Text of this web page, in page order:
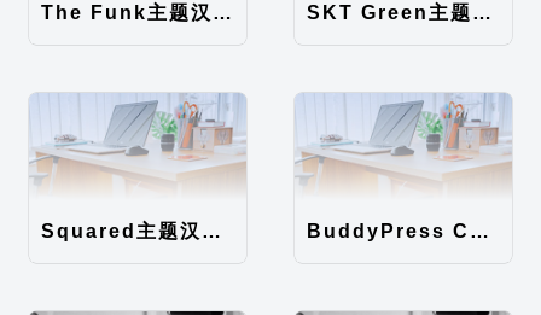
The Funk主题汉化包 SKT Green主题汉化包
Squared主题汉化包 BuddyPress Colours主题汉化包